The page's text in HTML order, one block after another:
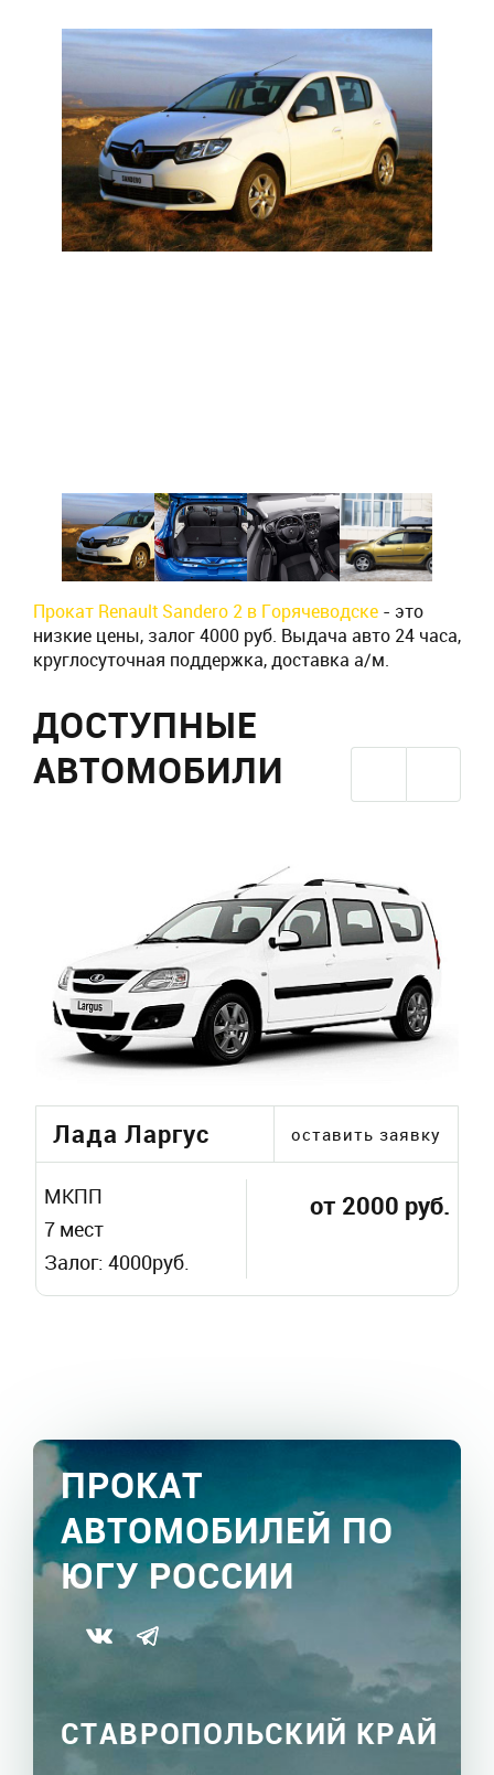
Прокат Renault Sandero 2 в Горячеводске - это
низкие цены, залог 4000 руб. Выдача авто 24 часа,
круглосуточная поддержка, доставка а/м.
ДОСТУПНЫЕ
АВТОМОБИЛИ
Лада Ларгус оставить заявку
МКПП
7 мест
Залог: 4000руб.
от 2000 руб.
ПРОКАТ
АВТОМОБИЛЕЙ ПО
ЮГУ РОССИИ
СТАВРОПОЛЬСКИЙ КРАЙ